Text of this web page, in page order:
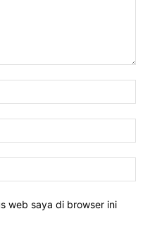
web saya di browser ini